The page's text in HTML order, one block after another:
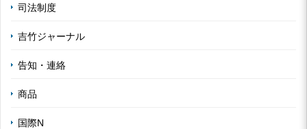
司法制度
吉竹ジャーナル
告知・連絡
商品
国際N